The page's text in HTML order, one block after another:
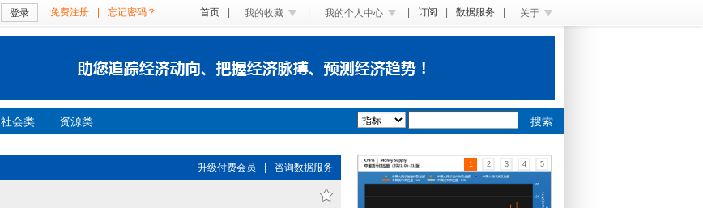
登录 免费注册 忘记密码？ 首页 我的收藏 我的个人中心 订阅 数据服务 关于
社会类 资源类 搜索
升级付费会员 咨询数据服务 1 2 3 4 5